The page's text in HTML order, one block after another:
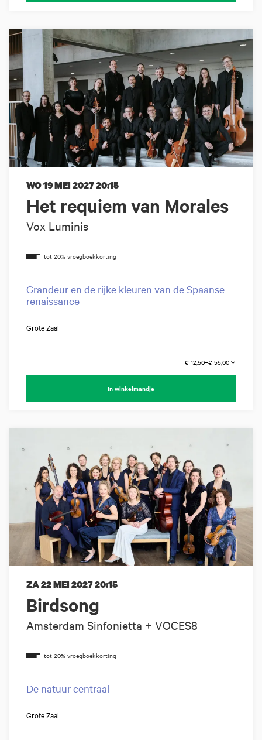
Het requiem van Morales
Vox Luminis
WO 19 MEI 202720:15
Grandeur en de rijke kleuren van de Spaanse
renaissance
Grote Zaal
€ 12,50–€ 55,00
In winkelmandje
Birdsong
Amsterdam Sinfonietta + VOCES8
ZA 22 MEI 202720:15
De natuur centraal
Grote Zaal